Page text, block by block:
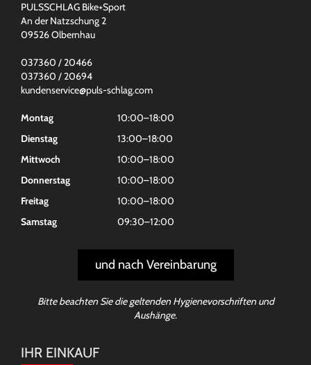
PULSSCHLAG Bike+Sport
An der Natzschung 2
09526 Olbernhau
037360 / 20466
037360 / 20694
kundenservice@puls-schlag.com
Montag
10:00–18:00
Dienstag
13:00–18:00
Mittwoch
10:00–18:00
Donnerstag
10:00–18:00
Freitag
10:00–18:00
Samstag
09:30–12:00
und nach Vereinbarung
Bitte beachten Sie die geltenden Hygienevorschriften und
Aushänge.
IHR EINKAUF